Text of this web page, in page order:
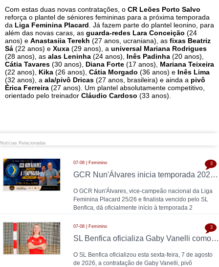
Com estas duas novas contratações, o CR Leões Porto Salvo
reforça o plantel de séniores femininas para a próxima temporada
da Liga Feminina Placard . Já fazem parte do plantel leonino, para
além das novas caras, as guarda-redes Lara Conceição (24
anos) e Anastasiia Terekh (27 anos, ucraniana), as fixas Beatriz
Sá (22 anos) e Xuxa (29 anos), a universal Mariana Rodrigues
(28 anos), as alas Leninha (24 anos), Inês Padinha (20 anos),
Cátia Tavares (30 anos), Diana Forte (17 anos), Mariana Teixeira
(22 anos), Kika (26 anos), Cátia Morgado (36 anos) e Inês Lima
(32 anos), a ala/pivô Dricas (27 anos, brasileira) e ainda a pivô
Érica Ferreira (27 anos). Um plantel absolutamente competitivo,
orientado pelo treinador Cláudio Cardoso (33 anos).
Notícias Relacionadas
07-08 | Feminino
GCR Nun'Álvares inicia temporada 2026/27
O GCR Nun'Álvares, vice-campeão nacional da Liga
Feminina Placard 25/26 e finalista vencido pelo SL
Benfica, dá oficialmente início à temporada 2
3
07-08 | Feminino
SL Benfica oficializa Gaby Vanelli como reforço para 2026/27: pivô internacional italiana chega da AS Roma, conforme a Zona Técnica Futsal já havia avançado
O SL Benfica oficializou esta sexta-feira, 7 de agosto
de 2026, a contratação de Gaby Vanelli, pivô
3